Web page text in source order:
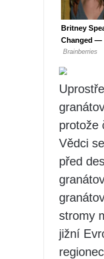
protože
Vědci
před
stromy
jižní